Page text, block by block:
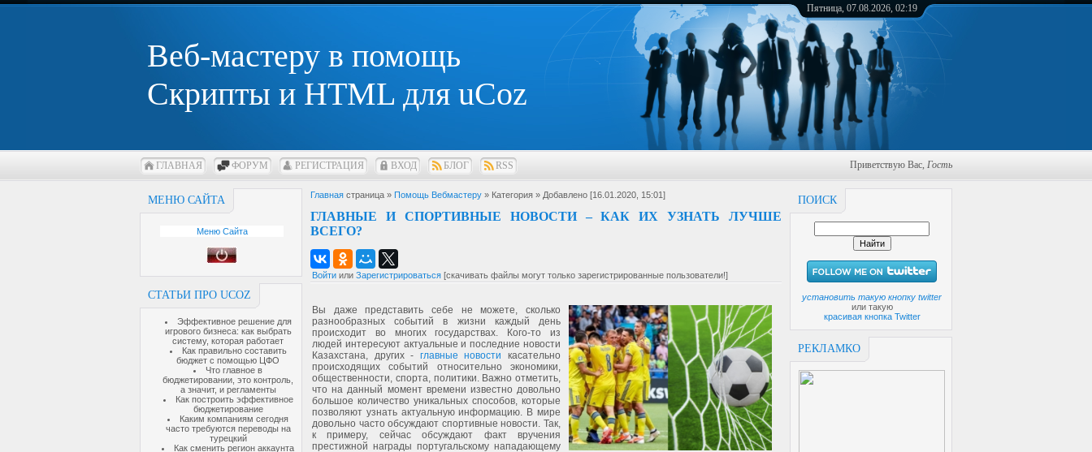
Веб-мастеру в помощь
Скрипты и HTML для uCoz
Пятница, 07.08.2026, 02:19
ГЛАВНАЯ ФОРУМ РЕГИСТРАЦИЯ ВХОД БЛОГ RSS Приветствую Вас, Гость
МЕНЮ САЙТА
Меню Сайта
СТАТЬИ ПРО UCOZ
Эффективное решение для
игрового бизнеса: как выбрать
систему, которая работает
Как правильно составить
бюджет с помощью ЦФО
Что главное в
бюджетировании, это контроль,
а значит, и регламенты
Как построить эффективное
бюджетирование
Каким компаниям сегодня
часто требуются переводы на
турецкий
Как сменить регион аккаунта
ПОИСК
установить такую кнопку twitter
или такую
красивая кнопка Twitter
РЕКЛАМКО
Главная страница » Помощь Вебмастеру » Категория » Добавлено [16.01.2020, 15:01]
ГЛАВНЫЕ И СПОРТИВНЫЕ НОВОСТИ – КАК ИХ УЗНАТЬ ЛУЧШЕ
ВСЕГО?
Войти или Зарегистрироваться [скачивать файлы могут только зарегистрированные пользователи!]
Вы даже представить себе не можете, сколько
разнообразных событий в жизни каждый день
происходит во многих государствах. Кого-то из
людей интересуют актуальные и последние новости
Казахстана, других - главные новости
касательно
происходящих событий относительно экономики,
общественности, спорта, политики. Важно отметить,
что на данный момент времени известно довольно
большое количество уникальных способов, которые
позволяют узнать актуальную информацию. В мире
довольно часто обсуждают спортивные новости. Так,
к примеру, сейчас обсуждают факт вручения
престижной награды португальскому нападающему